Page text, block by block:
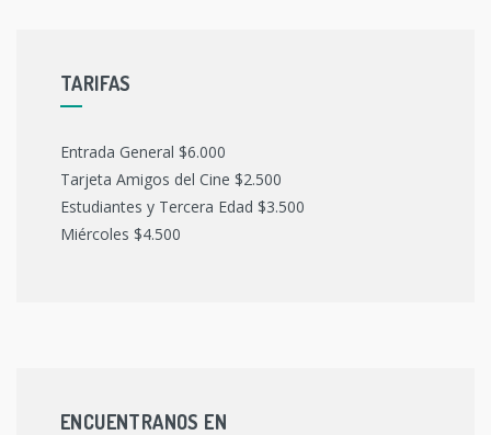
TARIFAS
Entrada General $6.000
Tarjeta Amigos del Cine $2.500
Estudiantes y Tercera Edad $3.500
Miércoles $4.500
ENCUENTRANOS EN